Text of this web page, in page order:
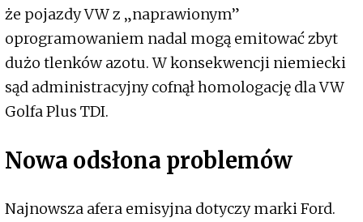
że pojazdy VW z „naprawionym”
oprogramowaniem nadal mogą emitować zbyt
dużo tlenków azotu. W konsekwencji niemiecki
sąd administracyjny cofnął homologację dla VW
Golfa Plus TDI.
Nowa odsłona problemów
Najnowsza afera emisyjna dotyczy marki Ford.